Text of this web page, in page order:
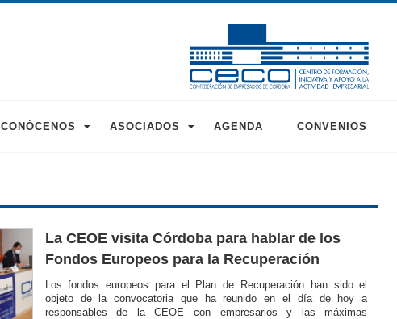
CONÓCENOS ASOCIADOS AGENDA CONVENIOS
La CEOE visita Córdoba para hablar de los
Fondos Europeos para la Recuperación
Los fondos europeos para el Plan de Recuperación han sido el
objeto de la convocatoria que ha reunido en el día de hoy a
responsables de la CEOE con empresarios y las máximas